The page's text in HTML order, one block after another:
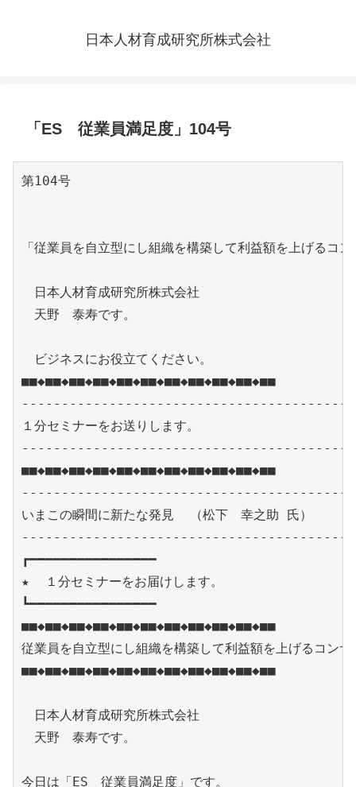
日本人材育成研究所株式会社
「ES 従業員満足度」104号
第104号
「従業員を自立型にし組織を構築して利益額を上げるコ
日本人材育成研究所株式会社
天野　泰寿です。
ビジネスにお役立てください。
■■◆■■◆■■◆■■◆■■◆■■◆■■◆■■◆■■◆■■◆■■
１分セミナーをお送りします。
■■◆■■◆■■◆■■◆■■◆■■◆■■◆■■◆■■◆■■◆■■
いまこの瞬間に新たな発見  （松下　幸之助 氏）
┏━━━━━━━━━━━━━━━━
★  １分セミナーをお届けします。
┗━━━━━━━━━━━━━━━━
■■◆■■◆■■◆■■◆■■◆■■◆■■◆■■◆■■◆■■◆■■
従業員を自立型にし組織を構築して利益額を上げるコンサ
■■◆■■◆■■◆■■◆■■◆■■◆■■◆■■◆■■◆■■◆■■
日本人材育成研究所株式会社
天野　泰寿です。
今日は「ES　従業員満足度」です。